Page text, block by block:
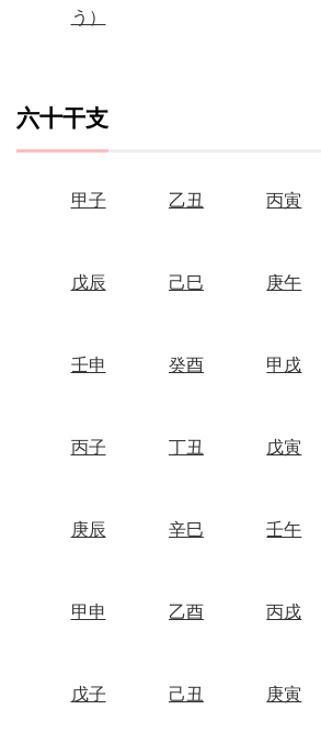
う）
六十干支
甲子 乙丑 丙寅
戊辰 己巳 庚午
壬申 癸酉 甲戌
丙子 丁丑 戊寅
庚辰 辛巳 壬午
甲申 乙酉 丙戌
戊子 己丑 庚寅